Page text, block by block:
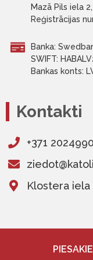
Mazā Pils iela
Reģistrācijas
Banka:
SWIFT:
Bankas konts:
Kontakti
+371
Klostera iela